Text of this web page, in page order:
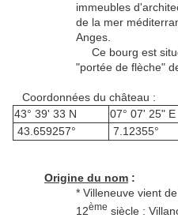
immeubles
de la mer
Anges.
Ce bourg est
"portée de flèche"
Coordonnées du château :
43° 39' 33 N
07° 07' 25" E
43.659257°
7.12355°
Origine du nom :
* Villeneuve vient
12ème siècle :